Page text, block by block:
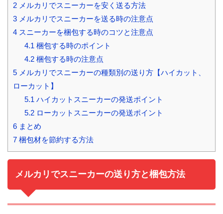
2 メルカリでスニーカーを安く送る方法
3 メルカリでスニーカーを送る時の注意点
4 スニーカーを梱包する時のコツと注意点
4.1 梱包する時のポイント
4.2梱包する時の注意点
5 メルカリでスニーカーの種類別の送り方【ハイカット、
ローカット】
5.1 ハイカットスニーカーの発送ポイント
5.2ローカットスニーカーの発送ポイント
6 まとめ
7 梱包材を節約する方法
メルカリでスニーカーの送り方と梱包方法